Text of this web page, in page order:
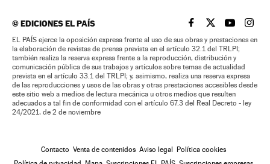
©EDICIONES EL PAÍS EL PAÍS BRASIL EN
EL PAÍSEL PAÍS
EL
EL PAÍS ejerce la oposición expresa frente al uso de sus obras y prestaciones en
la elaboración de revistas de prensa prevista en el artículo 32.1 del TRLPI;
también realiza la reserva expresa frente a la reproducción, distribución y
comunicación pública de sus trabajos y artículos sobre temas de actualidad
prevista en el artículo 33.1 del TRLPI; y, asimismo, realiza una reserva expresa
de las reproducciones y usos de las obras y otras prestaciones accesibles desde
este sitio web a medios de lectura mecánica u otros medios que resulten
adecuados a tal fin de conformidad con el artículo 67.3 del Real Decreto - ley
24/2021, de 2 de noviembre
Contacto Venta de contenidos Aviso legal
Política cookies